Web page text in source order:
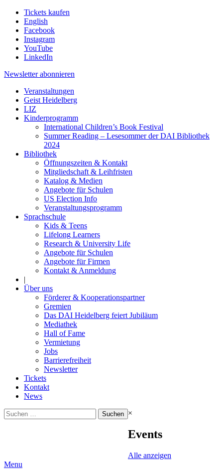
Tickets kaufen
English
Facebook
Instagram
YouTube
LinkedIn
Newsletter abonnieren
Veranstaltungen
Geist Heidelberg
LIZ
Kinderprogramm
International Children’s Book Festival
Summer Reading – Lesesommer der DAI Bibliothek
2024
Bibliothek
Öffnungszeiten & Kontakt
Mitgliedschaft & Leihfristen
Katalog & Medien
Angebote für Schulen
US Election Info
Veranstaltungsprogramm
Sprachschule
Kids & Teens
Lifelong Learners
Research & University Life
Angebote für Schulen
Angebote für Firmen
Kontakt & Anmeldung
|
Über uns
Förderer & Kooperationspartner
Gremien
Das DAI Heidelberg feiert Jubiläum
Mediathek
Hall of Fame
Vermietung
Jobs
Barrierefreiheit
Newsletter
Tickets
Kontakt
News
Suchen
nach:
×
Events
Alle anzeigen
Menu